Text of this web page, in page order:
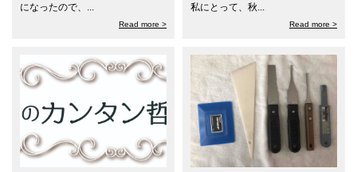
になったので、...
Read more >
私にとって、秋...
Read more >